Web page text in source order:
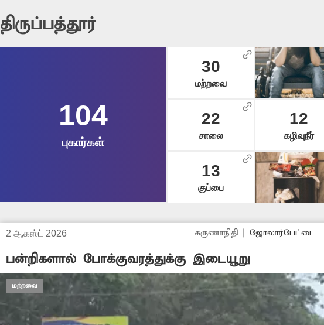
திருப்பத்தூர்
104
புகார்கள்
30
மற்றவை
22
சாலை
13
குப்பை
12
கழிவுநீர்
2 ஆகஸ்ட் 2026 கருணாநிதி| ஜோலார்பேட்டை
பன்றிகளால் போக்குவரத்துக்கு இடையூறு
மற்றவை